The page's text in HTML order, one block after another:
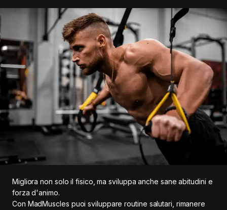
Migliora non solo il fisico, ma sviluppa anche sane abitudini e
forza d'animo.
Con MadMuscles puoi sviluppare routine salutari, rimanere